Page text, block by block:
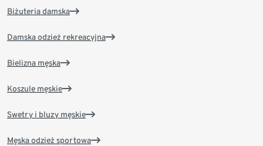
Biżuteria damska
Damska odzież rekreacyjna
Bielizna męska
Koszule męskie
Swetry i bluzy męskie
Męska odzież sportowa